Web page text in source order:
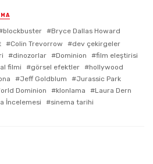
blockbuster
Bryce Dallas Howard
Colin Trevorrow
dev çekirgeler
dinozorlar Dominion
film eleştirisi
filmi görsel efektler
hollywood
Jeff Goldblum
Jurassic Park
Dominion klonlama
Laura Dern
İncelemesi
sinema tarihi